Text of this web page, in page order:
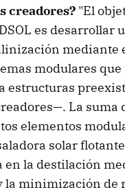
creadores? "El
es desarrollar
mediante
modulares
estructuras
La suma
elementos
solar
en la destilación
la minimización de